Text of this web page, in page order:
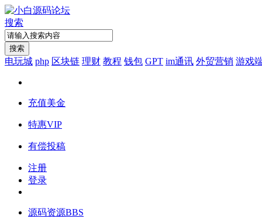
搜索
搜索
电玩城 php 区块链 理财 教程 钱包 GPT im通讯 外贸营销 游戏
充值美金
特惠VIP
有偿投稿
注册
登录
源码资源BBS